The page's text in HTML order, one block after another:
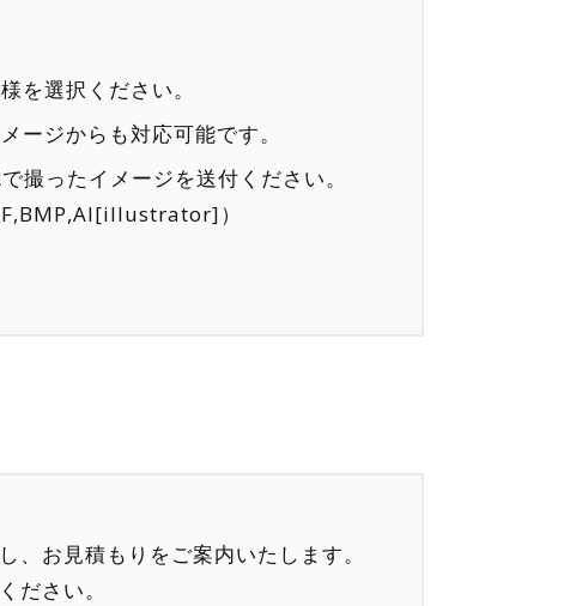
を選択ください。
ージからも対応可能です。
撮ったイメージを送付ください。
）
お見積もりをご案内いたします。
ださい。